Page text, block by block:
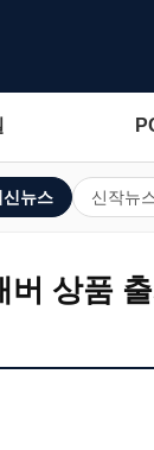
신뉴스 신작뉴
버 상품